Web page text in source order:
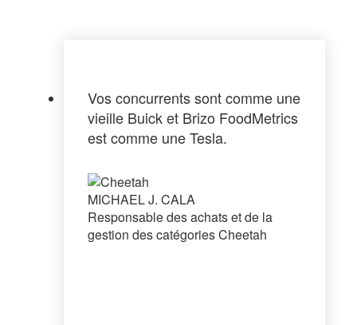
Vos concurrents sont comme une
vieille Buick et Brizo FoodMetrics
est comme une Tesla.
MICHAEL J. CALA
Responsable des achats et de la
gestion des catégories Cheetah